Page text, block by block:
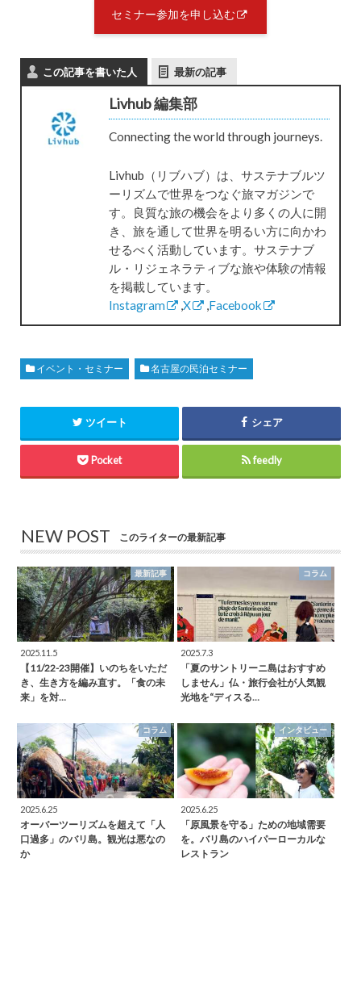
セミナー参加を申し込む
この記事を書いた人 最新の記事
Livhub 編集部
Connecting the world through journeys.
Livhub（リブハブ）は、サステナブルツ
ーリズムで世界をつなぐ旅マガジンで
す。良質な旅の機会をより多くの人に開
き、旅を通して世界を明るい方に向かわ
せるべく活動しています。サステナブ
ル・リジェネラティブな旅や体験の情報
を掲載しています。
Instagram
,X ,Facebook
イベント・セミナー 名古屋の民泊セミナー
ツイート シェア
Pocket feedly
NEW POST このライターの最新記事
最新記事
2025.11.5
【11/22-23開催】いのちをいただ
き、生き方を編み直す。「食の未
来」を対…
コラム
2025.7.3
「夏のサントリーニ島はおすすめ
しません」仏・旅行会社が人気観
光地を“ディスる…
コラム
2025.6.25
オーバーツーリズムを超えて「人
口過多」のバリ島。観光は悪なの
か
インタビュー
2025.6.25
「原風景を守る」ための地域需要
を。バリ島のハイパーローカルな
レストラン